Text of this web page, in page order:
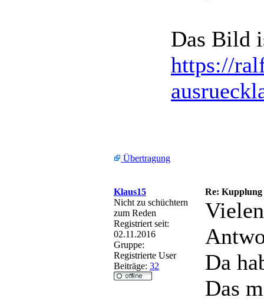
Das Bild
https://
Übertragung
Klaus15
Re: Kupplung
Nicht zu schüchtern
zum Reden
Registriert seit:
02.11.2016
Gruppe:
Registrierte User
Beiträge: 32
Da
Das